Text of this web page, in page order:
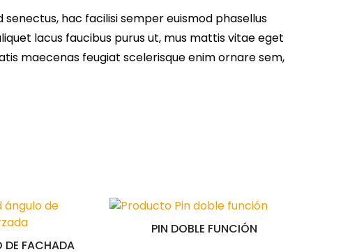
hac facilisi semper euismod phasellus
lacus faucibus purus ut, mus mattis vitae eget
maecenas feugiat scelerisque enim ornare sem,
DE FACHADA
PIN DOBLE FUNCIÓN